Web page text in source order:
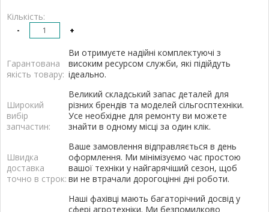
Кількість:
- +
Гарантована
якість товару:
Ви отримуєте надійні комплектуючі з
високим ресурсом служби, які підійдуть
ідеально.
Широкий
вибір
запчастин:
Великий складський запас деталей для
різних брендів та моделей сільгосптехніки.
Усе необхідне для ремонту ви можете
знайти в одному місці за один клік.
Швидка
доставка
точно в строк:
Ваше замовлення відправляється в день
оформлення. Ми мінімізуємо час простою
вашої техніки у найгарячіший сезон, щоб
ви не втрачали дорогоцінні дні роботи.
Наші фахівці мають багаторічний досвід у
сфері агротехніки. Ми безпомилково